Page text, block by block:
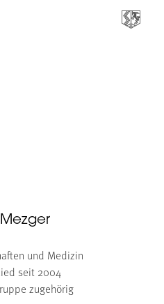
und Medizin
seit 2004
zugehörig